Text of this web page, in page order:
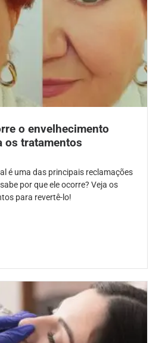
o envelhecimento
os tratamentos
é uma das principais reclamações
por que ele ocorre? Veja os
para revertê-lo!